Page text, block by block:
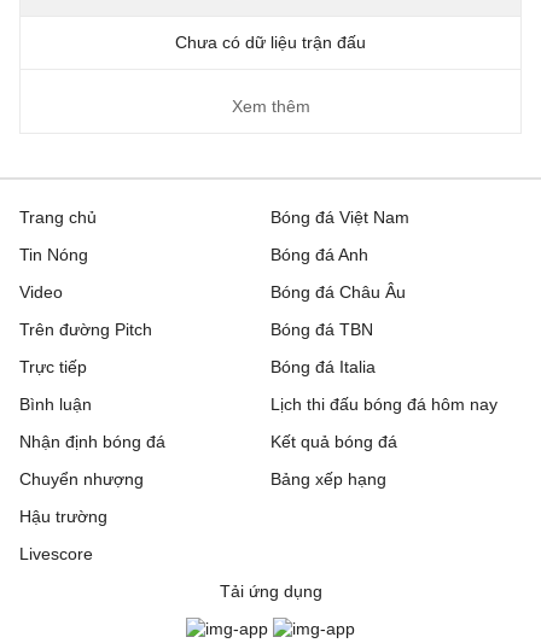
Chưa có dữ liệu trận đấu
Xem thêm
Trang chủ
Tin Nóng
Video
Trên đường Pitch
Trực tiếp
Bóng đá Việt Nam
Bóng đá Anh
Bóng đá Châu Âu
Bóng đá TBN
Bóng đá Italia
Bình luận
Nhận định bóng đá
Chuyển nhượng
Hậu trường
Livescore
Lịch thi đấu bóng đá hôm nay
Kết quả bóng đá
Bảng xếp hạng
Tải ứng dụng